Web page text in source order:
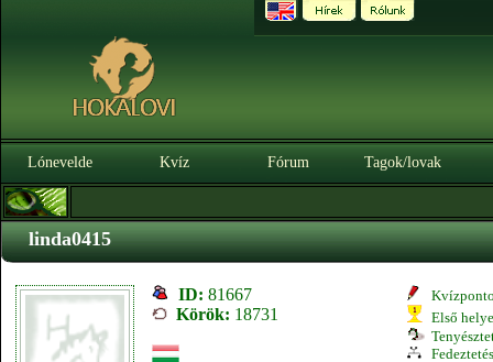
Lónevelde Kvíz Fórum Tagok/lovak
linda0415
ID: 81667
Körök: 18731
Első